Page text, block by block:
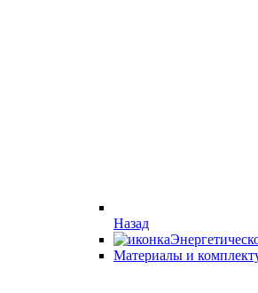
Назад
Материалы и